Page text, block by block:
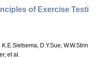
of Exercise Testi
K.E.Sietsema, D.Y.Sue, W.W.Strin
et al.